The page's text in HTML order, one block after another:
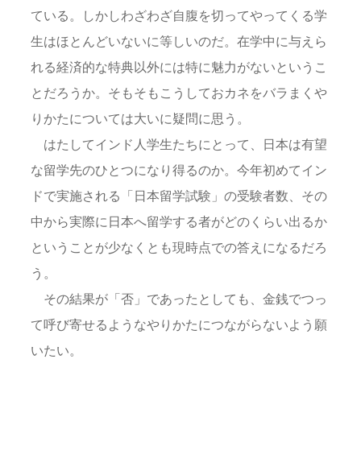
ている。しかしわざわざ自腹を切ってやってくる学
生はほとんどいないに等しいのだ。在学中に与えら
れる経済的な特典以外には特に魅力がないというこ
とだろうか。そもそもこうしておカネをバラまくや
りかたについては大いに疑問に思う。
はたしてインド人学生たちにとって、日本は有望
な留学先のひとつになり得るのか。今年初めてイン
ドで実施される「日本留学試験」の受験者数、その
中から実際に日本へ留学する者がどのくらい出るか
ということが少なくとも現時点での答えになるだろ
う。
その結果が「否」であったとしても、金銭でつっ
て呼び寄せるようなやりかたにつながらないよう願
いたい。